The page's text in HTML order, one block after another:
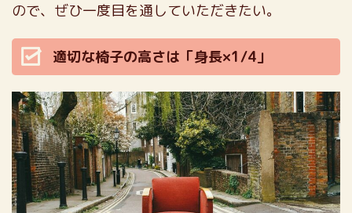
ので、ぜひ一度目を通していただきたい。
適切な椅子の高さは「身長×1/4」